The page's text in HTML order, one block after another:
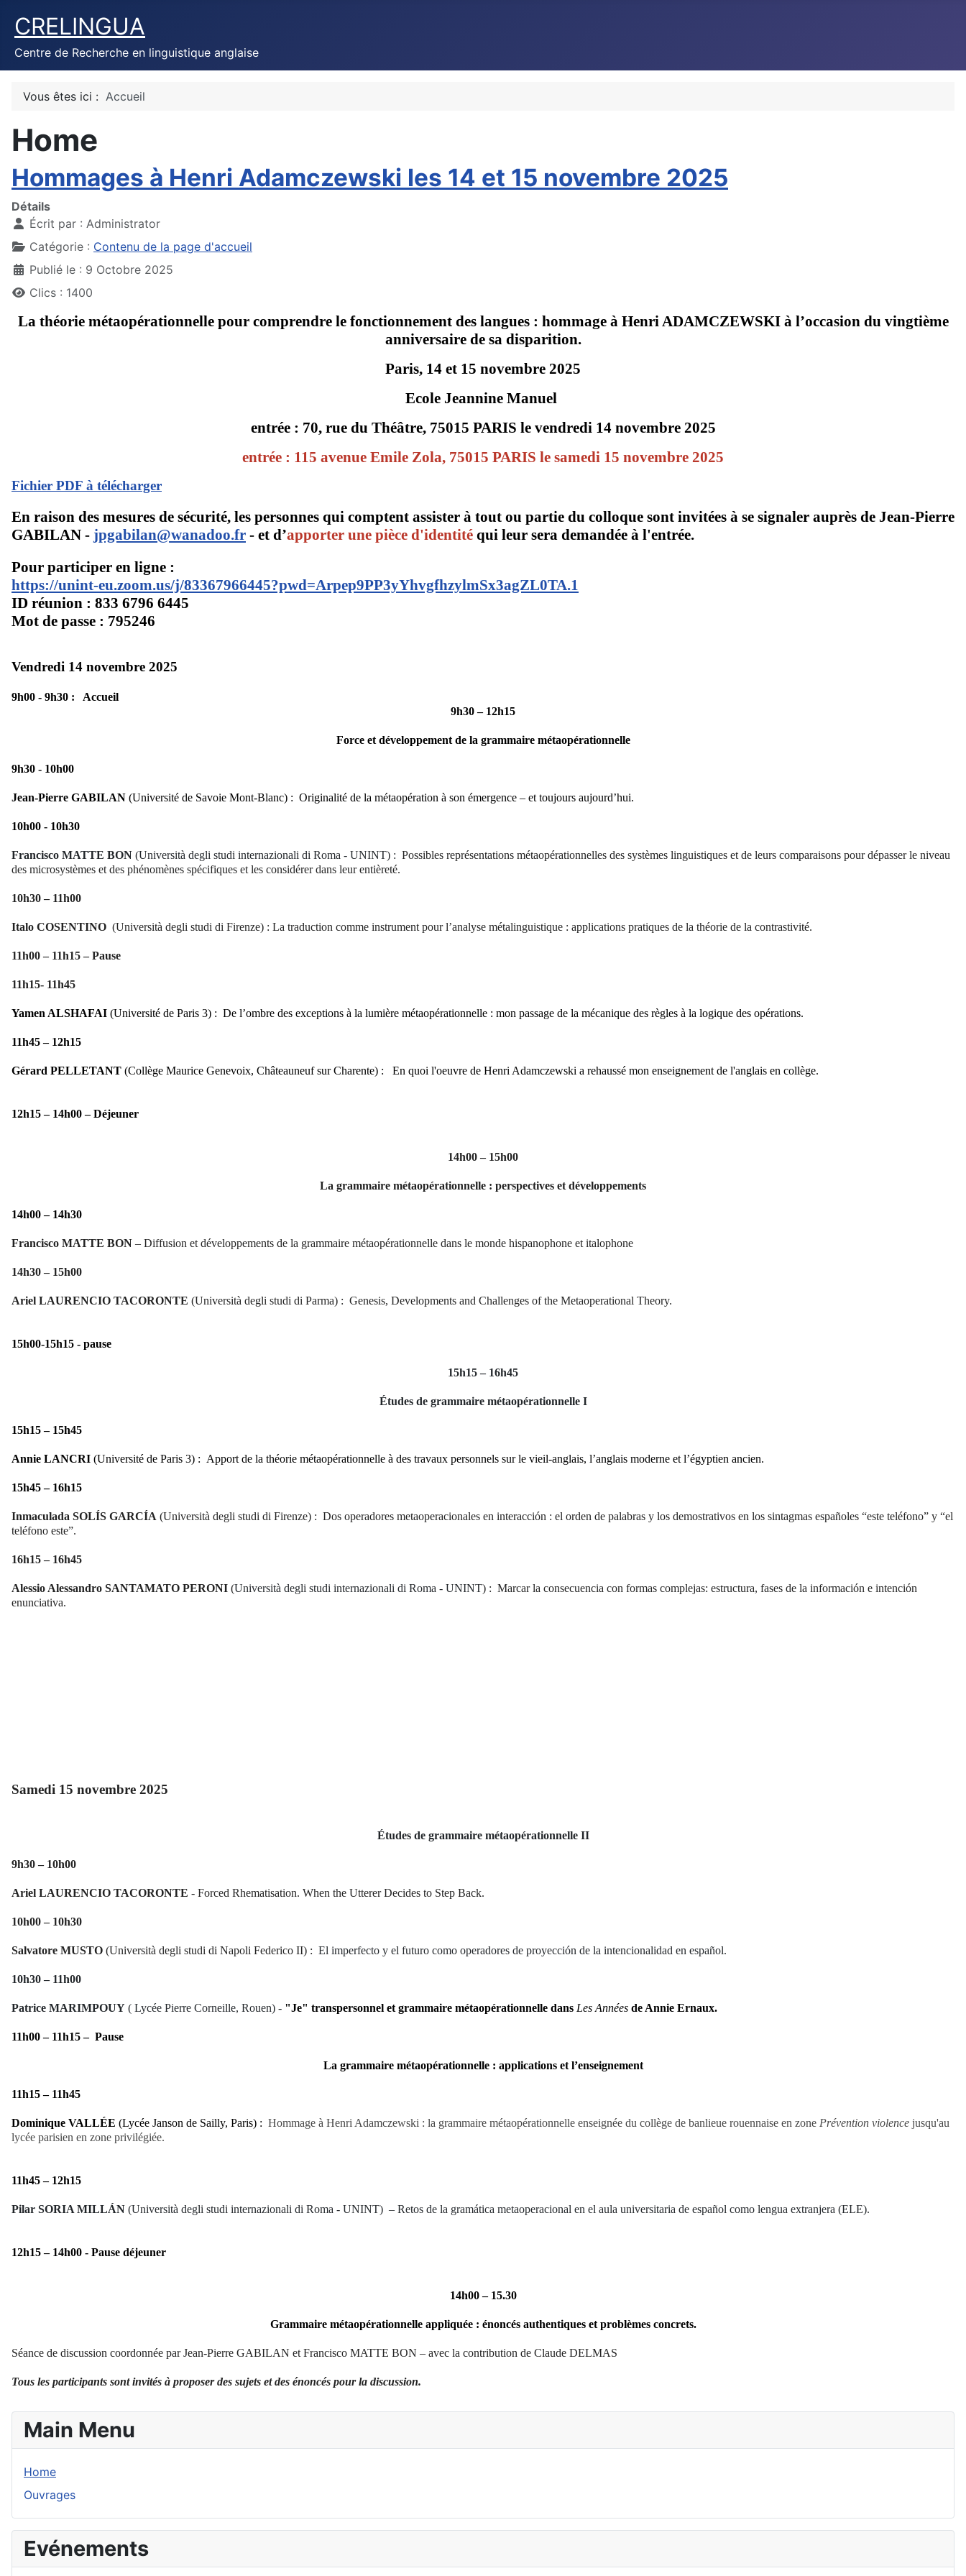
CRELINGUA
Centre de Recherche en linguistique anglaise
Main Menu
Home
Ouvrages
Evénements
Vous êtes ici : Accueil
Home
Hommages à Henri Adamczewski les 14 et 15 novembre 2025
Détails
Écrit par : Administrator
Catégorie : Contenu de la page d'accueil
Publié le : 9 Octobre 2025
Clics : 1400
La théorie métaopérationnelle pour comprendre le fonctionnement des langues : hommage à Henri ADAMCZEWSKI à l’occasion du vingtième
anniversaire de sa disparition.
Paris, 14 et 15 novembre 2025
Ecole Jeannine Manuel
entrée : 70, rue du Théâtre, 75015 PARIS le vendredi 14 novembre 2025
entrée : 115 avenue Emile Zola, 75015 PARIS le samedi 15 novembre 2025
Fichier PDF à télécharger
En raison des mesures de sécurité, les personnes qui comptent assister à tout ou partie du colloque sont invitées à se signaler auprès de Jean-Pierre
GABILAN - jpgabilan@wanadoo.fr - et d’apporter une pièce d'identité qui leur sera demandée à l'entrée.
Pour participer en ligne :
https://unint-eu.zoom.us/j/83367966445?pwd=Arpep9PP3yYhvgfhzylmSx3agZL0TA.1
ID réunion : 833 6796 6445
Mot de passe : 795246
Vendredi 14 novembre 2025
9h00 - 9h30 :
Accueil
9h30 – 12h15
Force et développement de la grammaire métaopérationnelle
9h30 - 10h00
Jean-Pierre GABILAN (Université de Savoie Mont-Blanc) : Originalité de la métaopération à son émergence – et toujours aujourd’hui.
10h00 - 10h30
Francisco MATTE BON (Università degli studi internazionali di Roma - UNINT) : Possibles représentations métaopérationnelles des systèmes linguistiques et de leurs comparaisons pour dépasser le niveau
des microsystèmes et des phénomènes spécifiques et les considérer dans leur entièreté.
10h30 – 11h00
Italo COSENTINO (Università degli studi di Firenze) : La traduction comme instrument pour l’analyse métalinguistique : applications pratiques de la théorie de la contrastivité.
11h00 – 11h15 – Pause
11h15- 11h45
Yamen ALSHAFAI (Université de Paris 3) : De l’ombre des exceptions à la lumière métaopérationnelle : mon passage de la mécanique des règles à la logique des opérations.
11h45 – 12h15
Gérard PELLETANT (Collège Maurice Genevoix, Châteauneuf sur Charente) : En quoi l'oeuvre de Henri Adamczewski a rehaussé mon enseignement de l'anglais en collège.
12h15 – 14h00 – Déjeuner
14h00 – 15h00
La grammaire métaopérationnelle : perspectives et développements
14h00 – 14h30
Francisco MATTE BON – Diffusion et développements de la grammaire métaopérationnelle dans le monde hispanophone et italophone
14h30 – 15h00
Ariel LAURENCIO TACORONTE (Università degli studi di Parma) : Genesis, Developments and Challenges of the Metaoperational Theory.
15h00-15h15 - pause
15h15 – 16h45
Études de grammaire métaopérationnelle I
15h15 – 15h45
Annie LANCRI (Université de Paris 3) : Apport de la théorie métaopérationnelle à des travaux personnels sur le vieil-anglais, l’anglais moderne et l’égyptien ancien.
15h45 – 16h15
Inmaculada SOLÍS GARCÍA (Università degli studi di Firenze) : Dos operadores metaoperacionales en interacción : el orden de palabras y los demostrativos en los sintagmas españoles “este teléfono” y “el
teléfono este”.
16h15 – 16h45
Alessio Alessandro SANTAMATO PERONI (Università degli studi internazionali di Roma - UNINT) : Marcar la consecuencia con formas complejas: estructura, fases de la información e intención
enunciativa.
Samedi 15 novembre 2025
Études de grammaire métaopérationnelle II
9h30 – 10h00
Ariel LAURENCIO TACORONTE - Forced Rhematisation. When the Utterer Decides to Step Back.
10h00 – 10h30
Salvatore MUSTO (Università degli studi di Napoli Federico II) : El imperfecto y el futuro como operadores de proyección de la intencionalidad en español.
10h30 – 11h00
Patrice MARIMPOUY ( Lycée Pierre Corneille, Rouen) - "Je" transpersonnel et grammaire métaopérationnelle dans Les Années de Annie Ernaux.
11h00 – 11h15 – Pause
La grammaire métaopérationnelle : applications et l’enseignement
11h15 – 11h45
Dominique VALLÉE (Lycée Janson de Sailly, Paris) : Hommage à Henri Adamczewski : la grammaire métaopérationnelle enseignée du collège de banlieue rouennaise en zone Prévention violence jusqu'au
lycée parisien en zone privilégiée.
11h45 – 12h15
Pilar SORIA MILLÁN (Università degli studi internazionali di Roma - UNINT) – Retos de la gramática metaoperacional en el aula universitaria de español como lengua extranjera (ELE).
12h15 – 14h00 - Pause déjeuner
14h00 – 15.30
Grammaire métaopérationnelle appliquée : énoncés authentiques et problèmes concrets.
Séance de discussion coordonnée par Jean-Pierre GABILAN et Francisco MATTE BON – avec la contribution de Claude DELMAS
Tous les participants sont invités à proposer des sujets et des énoncés pour la discussion.